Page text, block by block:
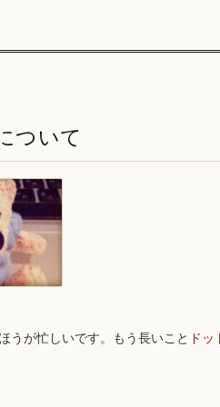
ついて
うが忙しいです。もう長いこと ド